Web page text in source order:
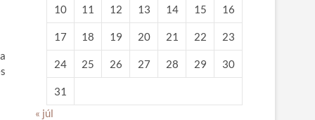
10 11 12 13 14 15 16
17 18 19 20 21 22 23
24 25 26 27 28 29 30
31
« júl